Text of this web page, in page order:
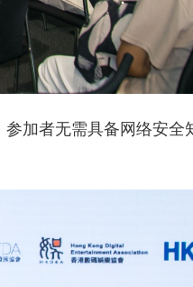
加者无需具备网络安全